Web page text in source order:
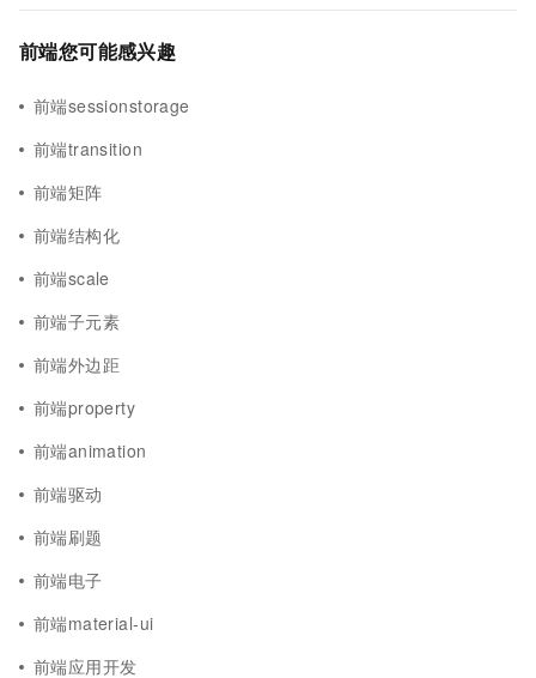
前端您可能感兴趣
前端sessionstorage
前端transition
前端矩阵
前端结构化
前端scale
前端子元素
前端外边距
前端property
前端animation
前端驱动
前端刷题
前端电子
前端material-ui
前端应用开发